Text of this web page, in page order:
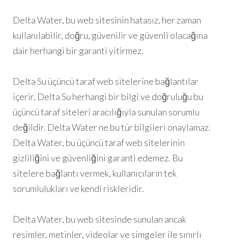
Delta Water, bu web sitesinin hatasız, her zaman
kullanılabilir, doğru, güvenilir ve güvenli olacağına
dair herhangi bir garanti yitirmez.
Delta Su üçüncü taraf web sitelerine bağlantılar
içerir, Delta Su herhangi bir bilgi ve doğruluğu bu
üçüncü taraf siteleri aracılığıyla sunulan sorumlu
değildir. Delta Water ne bu tür bilgileri onaylamaz.
Delta Water, bu üçüncü taraf web sitelerinin
gizliliğini ve güvenliğini garanti edemez. Bu
sitelere bağlantı vermek, kullanıcıların tek
sorumlulukları ve kendi riskleridir.
Delta Water, bu web sitesinde sunulan ancak
resimler, metinler, videolar ve simgeler ile sınırlı